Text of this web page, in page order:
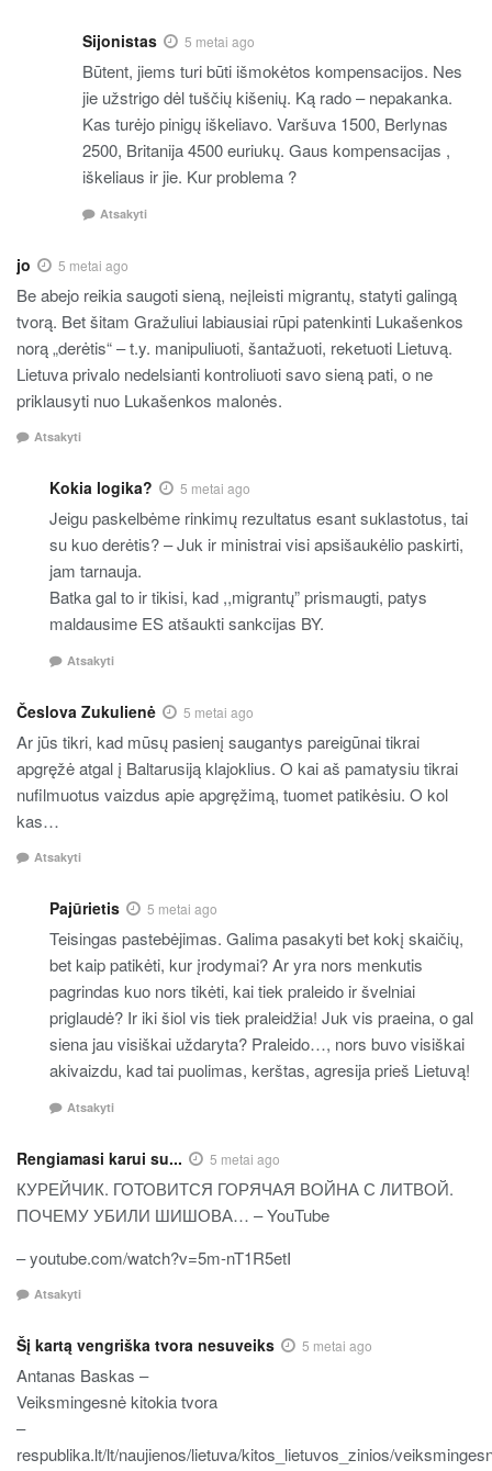
Sijonistas 5 metai ago
Būtent, jiems turi būti išmokėtos kompensacijos. Nes
jie užstrigo dėl tuščių kišenių. Ką rado – nepakanka.
Kas turėjo pinigų iškeliavo. Varšuva 1500, Berlynas
2500, Britanija 4500 euriukų. Gaus kompensacijas ,
iškeliaus ir jie. Kur problema ?
Atsakyti
jo 5 metai ago
Be abejo reikia saugoti sieną, neįleisti migrantų, statyti galingą
tvorą. Bet šitam Gražuliui labiausiai rūpi patenkinti Lukašenkos
norą „derėtis“ – t.y. manipuliuoti, šantažuoti, reketuoti Lietuvą.
Lietuva privalo nedelsianti kontroliuoti savo sieną pati, o ne
priklausyti nuo Lukašenkos malonės.
Atsakyti
Kokia logika? 5 metai ago
Jeigu paskelbėme rinkimų rezultatus esant suklastotus, tai
su kuo derėtis? – Juk ir ministrai visi apsišaukėlio paskirti,
jam tarnauja.
Batka gal to ir tikisi, kad ,,migrantų” prismaugti, patys
maldausime ES atšaukti sankcijas BY.
Atsakyti
Česlova Zukulienė 5 metai ago
Ar jūs tikri, kad mūsų pasienį saugantys pareigūnai tikrai
apgręžė atgal į Baltarusiją klajoklius. O kai aš pamatysiu tikrai
nufilmuotus vaizdus apie apgręžimą, tuomet patikėsiu. O kol
kas…
Atsakyti
Pajūrietis 5 metai ago
Teisingas pastebėjimas. Galima pasakyti bet kokį skaičių,
bet kaip patikėti, kur įrodymai? Ar yra nors menkutis
pagrindas kuo nors tikėti, kai tiek praleido ir švelniai
priglaudė? Ir iki šiol vis tiek praleidžia! Juk vis praeina, o gal
siena jau visiškai uždaryta? Praleido…, nors buvo visiškai
akivaizdu, kad tai puolimas, kerštas, agresija prieš Lietuvą!
Atsakyti
Rengiamasi karui su... 5 metai ago
КУРЕЙЧИК. ГОТОВИТСЯ ГОРЯЧАЯ ВОЙНА С ЛИТВОЙ.
ПОЧЕМУ УБИЛИ ШИШОВА… – YouTube
– youtube.com/watch?v=5m-nT1R5etI
Atsakyti
Šį kartą vengriška tvora nesuveiks 5 metai ago
Antanas Baskas –
Veiksmingesnė kitokia tvora
–
respublika.lt/lt/naujienos/lietuva/kitos_lietuvos_zinios/